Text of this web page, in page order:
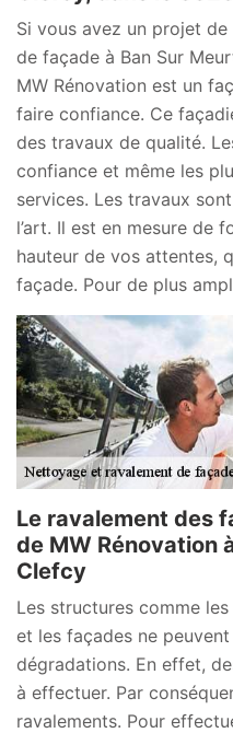
Si vous avez un projet
de façade à Ban Sur
MW Rénovation est un
faire confiance. Ce
des travaux de qualité.
confiance et même les
services. Les travaux
l’art. Il est en mesure de
hauteur de vos attentes,
façade. Pour de plus
Le ravalement des
de MW Rénovation
Clefcy
Les structures comme
et les façades ne
dégradations. En effet,
à effectuer. Par
ravalements. Pour